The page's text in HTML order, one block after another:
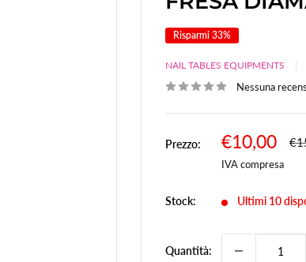
Risparmi 33%
NAIL TABLES EQUIPMENTS
Nessuna
Prezzo:
Prezzo
scontato
€10,00
IVA compresa
Stock: Ultimi 10
Quantità: